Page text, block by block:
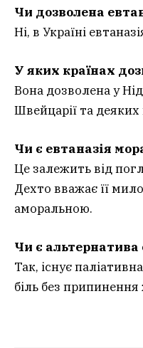
Чи дозволена
Ні, в Україні
У яких країнах
Вона дозволена у
Швейцарії та
Чи є евтаназія
Це залежить від
Дехто вважає її
аморальною.
Чи є альтернатива
Так, існує
біль без